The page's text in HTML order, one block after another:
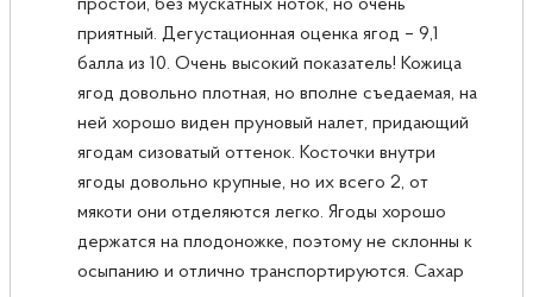
простой, без мускатных ноток, но очень
приятный. Дегустационная оценка ягод – 9,1
балла из 10. Очень высокий показатель! Кожица
ягод довольно плотная, но вполне съедаемая, на
ней хорошо виден пруновый налет, придающий
ягодам сизоватый оттенок. Косточки внутри
ягоды довольно крупные, но их всего 2, от
мякоти они отделяются легко. Ягоды хорошо
держатся на плодоножке, поэтому не склонны к
осыпанию и отлично транспортируются. Сахар